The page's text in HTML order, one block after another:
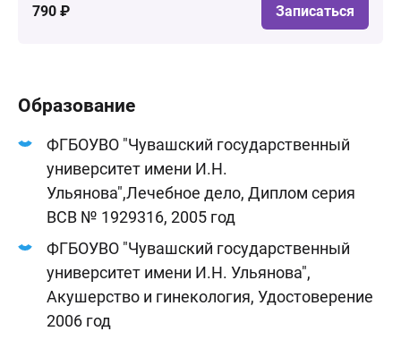
790 ₽ Записаться
Образование
ФГБОУВО "Чувашский государственный
университет имени И.Н.
Ульянова",Лечебное дело, Диплом серия
ВСВ № 1929316, 2005 год
ФГБОУВО "Чувашский государственный
университет имени И.Н. Ульянова",
Акушерство и гинекология, Удостоверение
2006 год